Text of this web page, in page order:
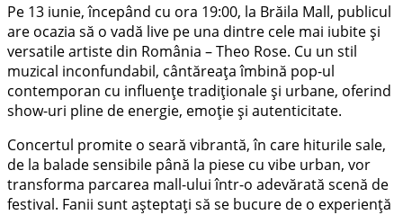
Pe 13 iunie, începând cu ora 19:00, la Brăila Mall, publicul
are ocazia să o vadă live pe una dintre cele mai iubite și
versatile artiste din România – Theo Rose. Cu un stil
muzical inconfundabil, cântăreața îmbină pop-ul
contemporan cu influențe tradiționale și urbane, oferind
show-uri pline de energie, emoție și autenticitate.
Concertul promite o seară vibrantă, în care hiturile sale,
de la balade sensibile până la piese cu vibe urban, vor
transforma parcarea mall-ului într-o adevărată scenă de
festival. Fanii sunt așteptați să se bucure de o experiență